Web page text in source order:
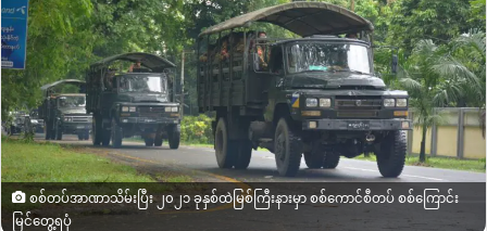
စစ်တပ်အာဏာသိမ်းပြီး ၂၀၂၁ ခုနှစ်ထဲမြစ်ကြီးနားမှာ စစ်ကောင်စီတပ် စစ်ကြောင်း
မြင်တွေ့ရပုံ